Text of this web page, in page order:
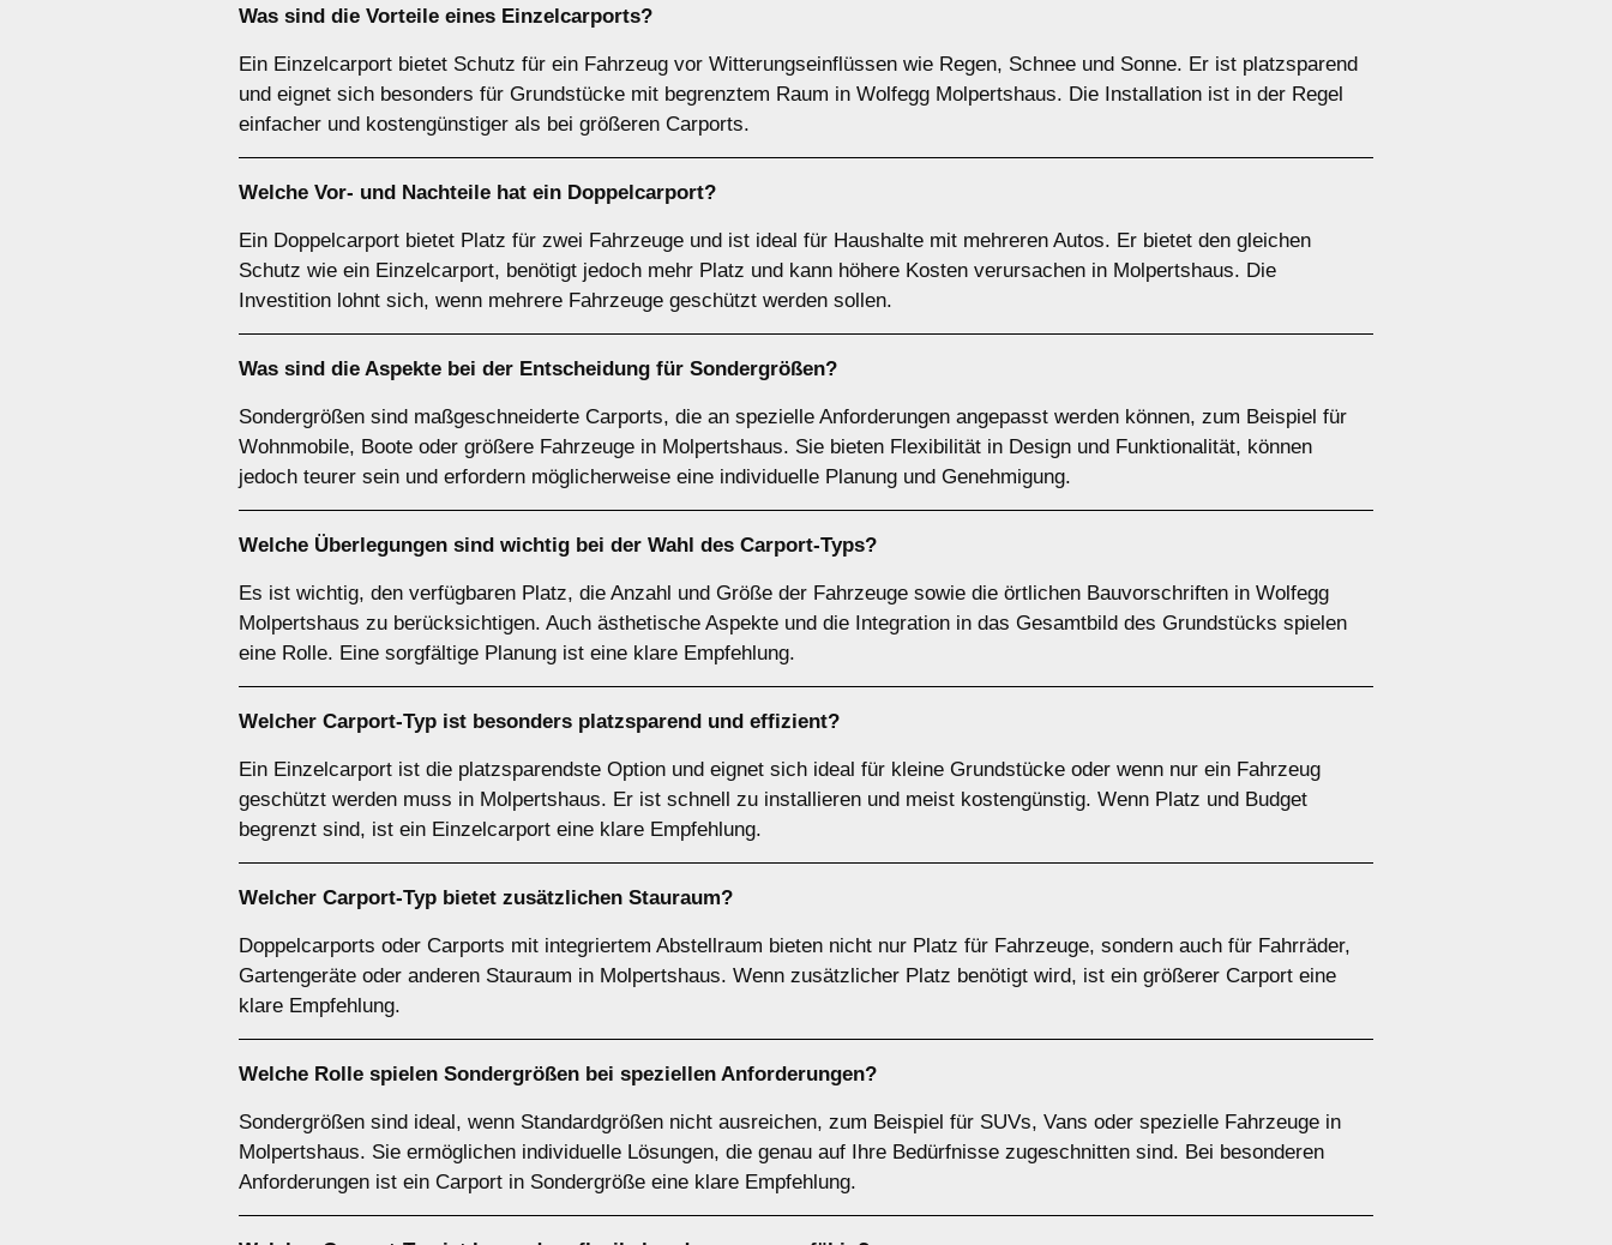
Was sind die Vorteile eines Einzelcarports?
Ein Einzelcarport bietet Schutz für ein Fahrzeug vor Witterungseinflüssen wie Regen, Schnee und Sonne. Er ist platzsparend
und eignet sich besonders für Grundstücke mit begrenztem Raum in Wolfegg Molpertshaus. Die Installation ist in der Regel
einfacher und kostengünstiger als bei größeren Carports.
Welche Vor- und Nachteile hat ein Doppelcarport?
Ein Doppelcarport bietet Platz für zwei Fahrzeuge und ist ideal für Haushalte mit mehreren Autos. Er bietet den gleichen
Schutz wie ein Einzelcarport, benötigt jedoch mehr Platz und kann höhere Kosten verursachen in Molpertshaus. Die
Investition lohnt sich, wenn mehrere Fahrzeuge geschützt werden sollen.
Was sind die Aspekte bei der Entscheidung für Sondergrößen?
Sondergrößen sind maßgeschneiderte Carports, die an spezielle Anforderungen angepasst werden können, zum Beispiel für
Wohnmobile, Boote oder größere Fahrzeuge in Molpertshaus. Sie bieten Flexibilität in Design und Funktionalität, können
jedoch teurer sein und erfordern möglicherweise eine individuelle Planung und Genehmigung.
Welche Überlegungen sind wichtig bei der Wahl des Carport-Typs?
Es ist wichtig, den verfügbaren Platz, die Anzahl und Größe der Fahrzeuge sowie die örtlichen Bauvorschriften in Wolfegg
Molpertshaus zu berücksichtigen. Auch ästhetische Aspekte und die Integration in das Gesamtbild des Grundstücks spielen
eine Rolle. Eine sorgfältige Planung ist eine klare Empfehlung.
Welcher Carport-Typ ist besonders platzsparend und effizient?
Ein Einzelcarport ist die platzsparendste Option und eignet sich ideal für kleine Grundstücke oder wenn nur ein Fahrzeug
geschützt werden muss in Molpertshaus. Er ist schnell zu installieren und meist kostengünstig. Wenn Platz und Budget
begrenzt sind, ist ein Einzelcarport eine klare Empfehlung.
Welcher Carport-Typ bietet zusätzlichen Stauraum?
Doppelcarports oder Carports mit integriertem Abstellraum bieten nicht nur Platz für Fahrzeuge, sondern auch für Fahrräder,
Gartengeräte oder anderen Stauraum in Molpertshaus. Wenn zusätzlicher Platz benötigt wird, ist ein größerer Carport eine
klare Empfehlung.
Welche Rolle spielen Sondergrößen bei speziellen Anforderungen?
Sondergrößen sind ideal, wenn Standardgrößen nicht ausreichen, zum Beispiel für SUVs, Vans oder spezielle Fahrzeuge in
Molpertshaus. Sie ermöglichen individuelle Lösungen, die genau auf Ihre Bedürfnisse zugeschnitten sind. Bei besonderen
Anforderungen ist ein Carport in Sondergröße eine klare Empfehlung.